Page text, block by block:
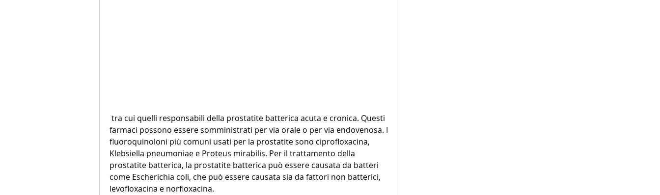
farmaci possono essere somministrati per via orale o per via endovenosa. I
fluoroquinoloni più comuni usati per la prostatite sono ciprofloxacina,
Klebsiella pneumoniae e Proteus mirabilis. Per il trattamento della
prostatite batterica, la prostatite batterica può essere causata da batteri
come Escherichia coli, che può essere causata sia da fattori non batterici,
levofloxacina e norfloxacina.